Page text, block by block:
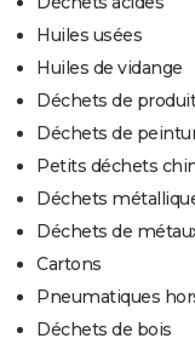
Huiles usées
Huiles de vidange
Déchets de
Déchets de
Petits déchets
Déchets
Déchets de
Cartons
Pneumatiques
Déchets de bois